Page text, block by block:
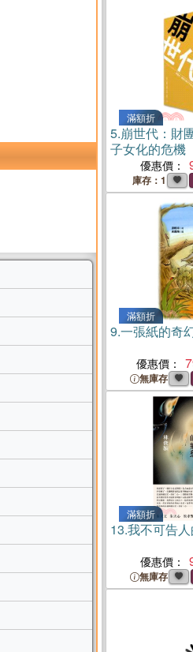
滿額折
5.崩世代：財
子女化的危機
優惠價：
庫存：1
滿額折
9.一張紙的奇
優惠價：
無庫存
滿額折
13.我不可告
優惠價：
無庫存